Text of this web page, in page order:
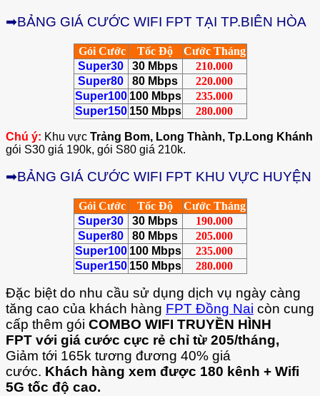
➡BẢNG GIÁ CƯỚC WIFI FPT TẠI TP.BIÊN HÒA
Gói Cước Tốc Độ
Cước Tháng
Super30
30 Mbps
210.000
Super80
80 Mbps
220.000
Super100 100 Mbps
235.000
Super150 150 Mbps 280.000
Chú ý: Khu vực Trảng Bom, Long Thành, Tp.Long Khánh
gói S30 giá 190k, gói S80 giá 210k.
➡BẢNG GIÁ CƯỚC WIFI FPT KHU VỰC HUYỆN
Gói Cước Tốc Độ
Cước Tháng
Super30
30 Mbps
190.000
Super80
80 Mbps
205.000
Super100 100 Mbps
235.000
Super150 150 Mbps 280.000
Đặc biệt do nhu cầu sử dụng dịch vụ ngày càng
tăng cao của khách hàng FPT Đồng Nai còn cung
cấp thêm gói COMBO WIFI TRUYỀN HÌNH
FPT với giá cước cực rẻ chỉ từ 205/tháng,
Giảm tới 165k tương đương 40% giá
cước. Khách hàng xem được 180 kênh + Wifi
5G tốc độ cao.